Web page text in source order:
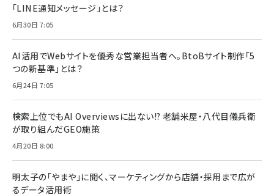
「LINE通知メッセージ」とは？
6月30日 7:05
AI活用でWebサイトを優秀な営業担当者へ。BtoBサイト制作「5
つの新基準」とは？
6月24日 7:05
検索上位でもAI Overviewsに出ない!? 老舗米屋・八代目儀兵衛
が取り組んだGEO施策
4月20日 8:00
明太子の「やまや」に聞く、マーケティングから店舗・採用まで広が
るデータ活用術